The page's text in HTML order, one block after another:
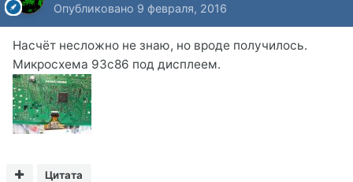
Опубликовано 9 февраля, 2016
Насчёт несложно не знаю, но вроде получилось.
Микросхема 93с86 под дисплеем.
Цитата